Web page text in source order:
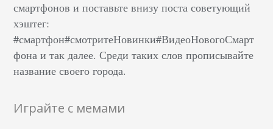
смартфонов и поставьте внизу поста советующий
хэштег:
#смартфон#смотритеНовинки#ВидеоНовогоСмарт
фона и так далее. Среди таких слов прописывайте
название своего города.
Играйте с мемами